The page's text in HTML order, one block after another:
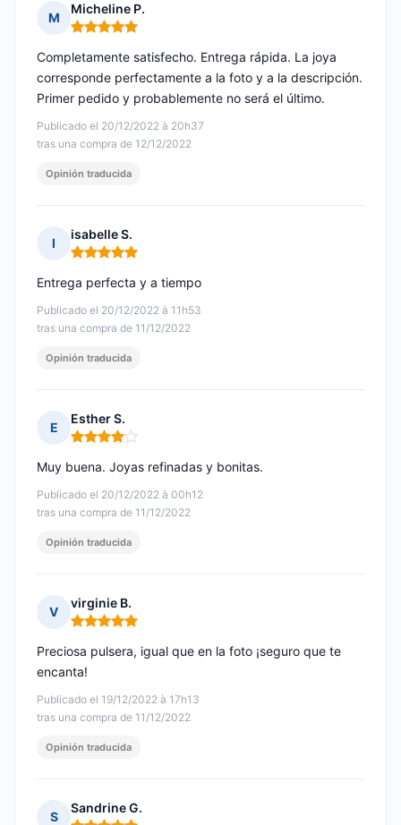
M
Micheline P.
Nota: 5 de 5
Publicado el 20/12/2022 à 20h37
tras una compra de 12/12/2022
Completamente satisfecho. Entrega rápida. La joya
corresponde perfectamente a la foto y a la descripción.
Primer pedido y probablemente no será el último.
Opinión traducida
I
isabelle S.
Nota: 5 de 5
Publicado el 20/12/2022 à 11h53
tras una compra de 11/12/2022
Entrega perfecta y a tiempo
Opinión traducida
E
Esther S.
Nota: 4 de 5
Publicado el 20/12/2022 à 00h12
tras una compra de 11/12/2022
Muy buena. Joyas refinadas y bonitas.
Opinión traducida
V
virginie B.
Nota: 5 de 5
Publicado el 19/12/2022 à 17h13
tras una compra de 11/12/2022
Preciosa pulsera, igual que en la foto ¡seguro que te
encanta!
Opinión traducida
S
Sandrine G.